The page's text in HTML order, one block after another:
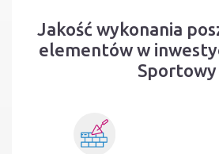
Jakość wykonania
elementów w
Sportowy